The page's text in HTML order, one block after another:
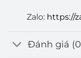
Zalo: https://
Đánh giá